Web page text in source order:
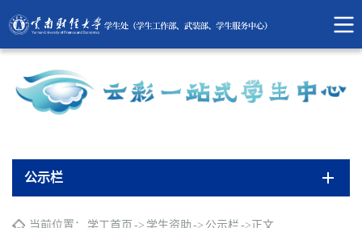
公示栏
当前位置： 学工首页 -> 学生资助 -> 公示栏 -> 正文